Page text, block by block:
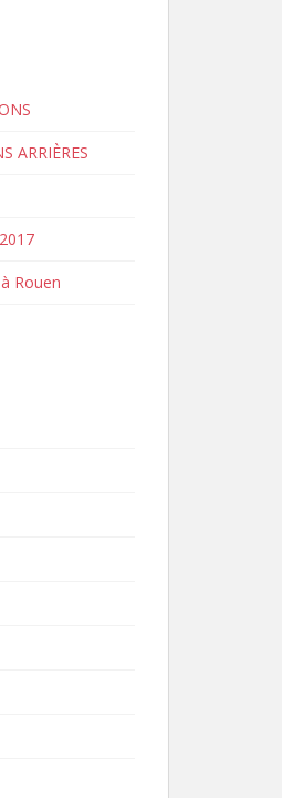
ARRIÈRES
Rouen